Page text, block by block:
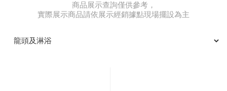
商品展示查詢僅供參考，
實際展示商品請依展示經銷據點現場擺設為主